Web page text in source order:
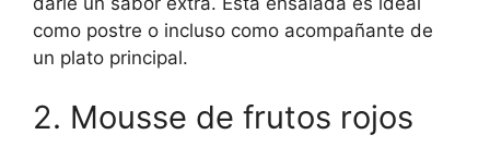
como postre o incluso como acompañante de
un plato principal.
2. Mousse de frutos rojos